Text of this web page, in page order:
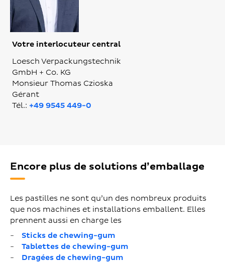
Votre interlocuteur central
Loesch Verpackungstechnik
GmbH + Co. KG
Monsieur Thomas Czioska
Gérant
Tél.: +49 9545 449-0
Encore plus de solutions d’emballage
Les pastilles ne sont qu’un des nombreux produits
que nos machines et installations emballent. Elles
prennent aussi en charge les
Sticks de chewing-gum
Tablettes de chewing-gum
Dragées de chewing-gum